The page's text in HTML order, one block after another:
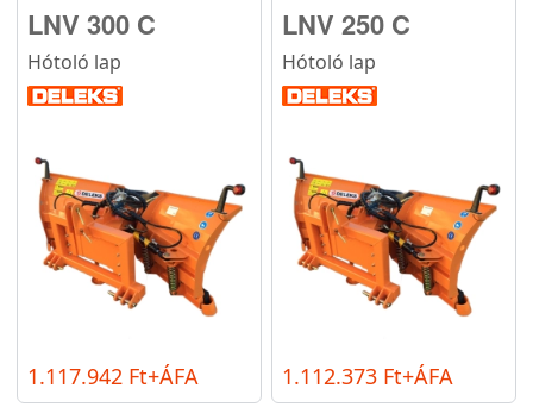
LNV 300 C
Hótoló lap
1.117.942 Ft+ÁFA
LNV 250 C
Hótoló lap
1.112.373 Ft+ÁFA